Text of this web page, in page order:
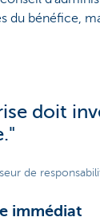
du bénéfice,
doit
de
immédiat